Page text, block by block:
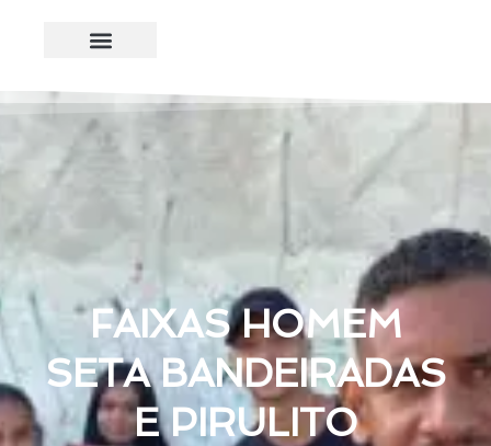
FAIXAS HOMEM
SETA BANDEIRADAS
E PIRULITO